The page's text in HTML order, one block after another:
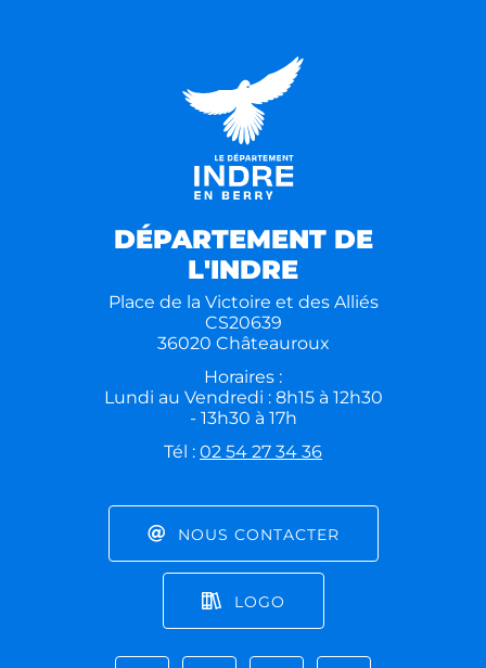
DÉPARTEMENT DE
L'INDRE
Place de la Victoire et des Alliés
CS20639
36020 Châteauroux
Horaires :
Lundi au Vendredi : 8h15 à 12h30
- 13h30 à 17h
Tél : 02 54 27 34 36
NOUS CONTACTER
LOGO